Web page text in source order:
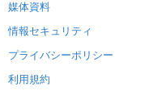
媒体資料
情報セキュリティ
プライバシーポリシー
利用規約